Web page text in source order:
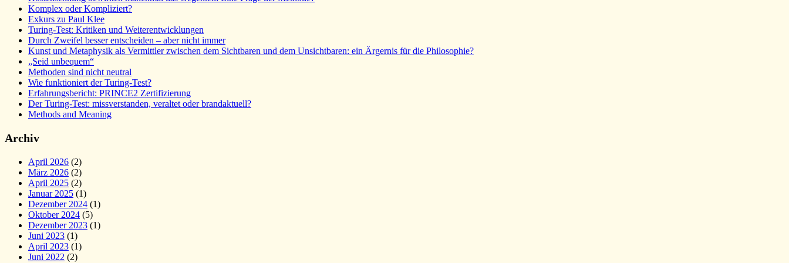
Komplex oder Kompliziert?
Exkurs zu Paul Klee
Turing-Test: Kritiken und Weiterentwicklungen
Durch Zweifel besser entscheiden – aber nicht immer
Kunst und Metaphysik als Vermittler zwischen dem Sichtbaren und dem Unsichtbaren: ein Ärgernis für die Philosophie?
„Seid unbequem“
Methoden sind nicht neutral
Wie funktioniert der Turing-Test?
Erfahrungsbericht: PRINCE2 Zertifizierung
Der Turing-Test: missverstanden, veraltet oder brandaktuell?
Methods and Meaning
Archiv
April 2026 (2)
März 2026 (2)
April 2025 (2)
Januar 2025 (1)
Dezember 2024 (1)
Oktober 2024 (5)
Dezember 2023 (1)
Juni 2023 (1)
April 2023 (1)
Juni 2022 (2)